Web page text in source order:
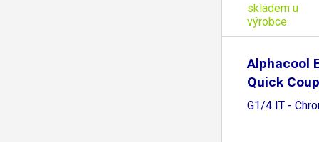
skladem u
výrobce
Alphacool
Quick
G1/4 IT -